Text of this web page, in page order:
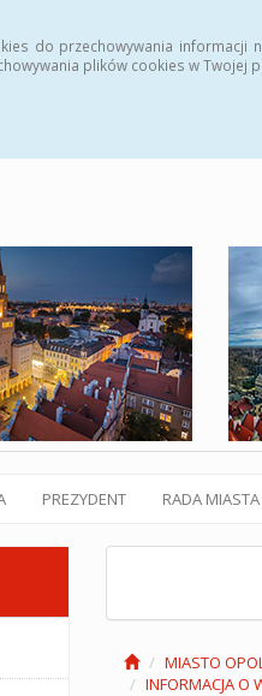
do przechowywania informacji
plików cookies w Twojej
PREZYDENT RADA MIASTA
MIASTO
INFORMACJA O